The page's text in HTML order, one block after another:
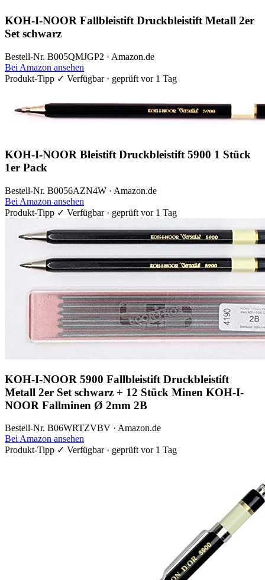
KOH-I-NOOR Fallbleistift Druckbleistift Metall 2er
Set schwarz
Bestell-Nr. B005QMJGP2 · Amazon.de
Bei Amazon ansehen
Produkt-Tipp ✓ Verfügbar · geprüft vor 1 Tag
KOH-I-NOOR Bleistift Druckbleistift 5900 1 Stück
1er Pack
Bestell-Nr. B0056AZN4W · Amazon.de
Bei Amazon ansehen
Produkt-Tipp ✓ Verfügbar · geprüft vor 1 Tag
KOH-I-NOOR 5900 Fallbleistift Druckbleistift
Metall 2er Set schwarz + 12 Stück Minen KOH-I-
NOOR Fallminen Ø 2mm 2B
Bestell-Nr. B06WRTZVBV · Amazon.de
Bei Amazon ansehen
Produkt-Tipp ✓ Verfügbar · geprüft vor 1 Tag